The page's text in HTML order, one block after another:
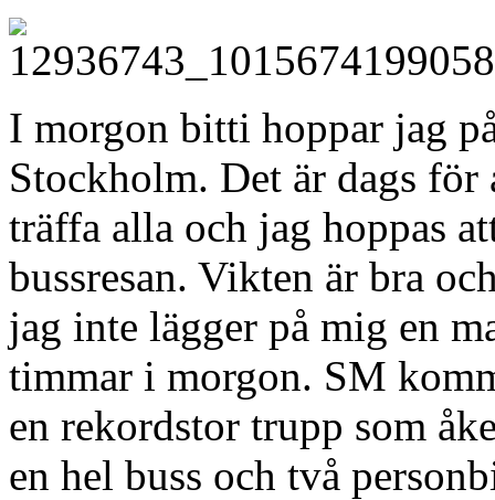
I morgon bitti hoppar jag
Stockholm. Det är dags
träffa alla och jag hoppas
bussresan. Vikten är bra
jag inte lägger på mig en
timmar i morgon. SM
en rekordstor trupp som
en hel buss och två